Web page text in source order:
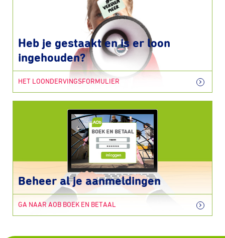
Heb je gestaakt en is er loon
ingehouden?
HET LOONDERVINGSFORMULIER
Beheer al je aanmeldingen
GA NAAR AOB BOEK EN BETAAL